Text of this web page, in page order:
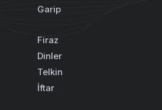
Garip
Firaz
Dinler
Telkin
İftar